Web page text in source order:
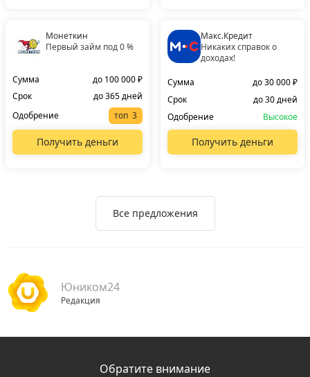
Монеткин
Первый займ под 0 %
Сумма
до 100 000 ₽
Срок
до 365 дней
Одобрение
топ
Получить деньги
Макс.Кредит
Никаких справок о
доходах!
Сумма
до 30 000 ₽
Срок
до 30 дней
Одобрение
Высокое
Получить деньги
Все предложения
Юником24
Редакция
Обратите внимание